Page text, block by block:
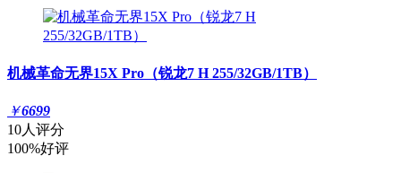
机械革命无界15X Pro（锐龙7 H 255/32GB/1TB）
￥6699
10人评分
100%好评